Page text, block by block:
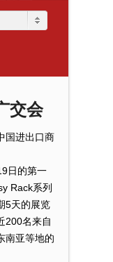
交会
进出口商
日的第一
Rack系列
5天的展览
200名来自
南亚等地的